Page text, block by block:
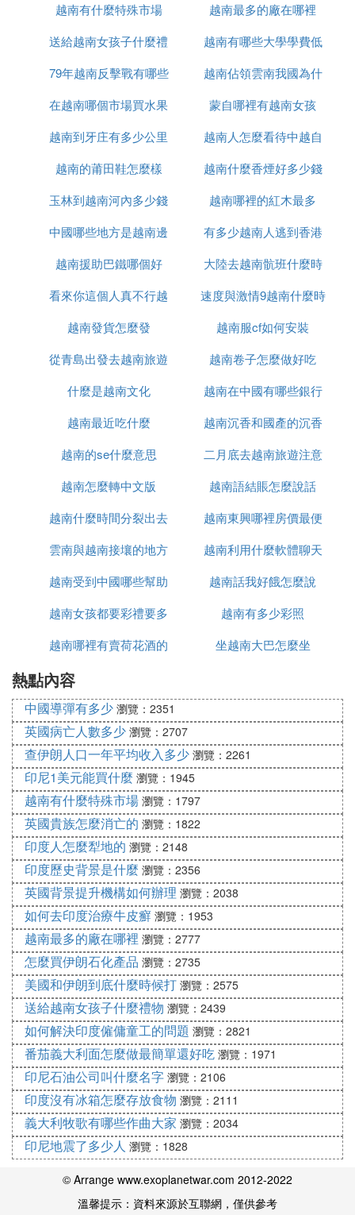
越南有什麼特殊市場
越南最多的廠在哪裡
送給越南女孩子什麼禮
物
越南有哪些大學學費低
79年越南反擊戰有哪些
人
越南佔領雲南我國為什
麼未先進攻
在越南哪個市場買水果
最便宜
蒙自哪裡有越南女孩
越南到牙庄有多少公里
越南人怎麼看待中越自
衛戰
越南的莆田鞋怎麼樣
越南什麼香煙好多少錢
玉林到越南河內多少錢
越南哪裡的紅木最多
中國哪些地方是越南邊
境
有多少越南人逃到香港
越南援助巴鐵哪個好
大陸去越南骯班什麼時
候能正常
看來你這個人真不行越
南語怎麼說
速度與激情9越南什麼時
候上映
越南發貨怎麼發
越南服cf如何安裝
從青島出發去越南旅遊
怎麼辦
越南卷子怎麼做好吃
什麼是越南文化
越南在中國有哪些銀行
越南最近吃什麼
越南沉香和國產的沉香
什麼區別
越南的se什麼意思
二月底去越南旅遊注意
什麼
越南怎麼轉中文版
越南語結賬怎麼說話
越南什麼時間分裂出去
的
越南東興哪裡房價最便
宜
雲南與越南接壤的地方
有哪些
越南利用什麼軟體聊天
越南受到中國哪些幫助
越南話我好餓怎麼說
越南女孩都要彩禮要多
少錢
越南有多少彩照
越南哪裡有賣荷花酒的
坐越南大巴怎麼坐
熱點內容
中國導彈有多少 瀏覽：2351
英國病亡人數多少 瀏覽：2707
查伊朗人口一年平均收入多少 瀏覽：2261
印尼1美元能買什麼 瀏覽：1945
越南有什麼特殊市場 瀏覽：1797
英國貴族怎麼消亡的 瀏覽：1822
印度人怎麼犁地的 瀏覽：2148
印度歷史背景是什麼 瀏覽：2356
英國背景提升機構如何辦理 瀏覽：2038
如何去印度治療牛皮癬 瀏覽：1953
越南最多的廠在哪裡 瀏覽：2777
怎麼買伊朗石化產品 瀏覽：2735
美國和伊朗到底什麼時候打 瀏覽：2575
送給越南女孩子什麼禮物 瀏覽：2439
如何解決印度僱傭童工的問題 瀏覽：2821
番茄義大利面怎麼做最簡單還好吃 瀏覽：1971
印尼石油公司叫什麼名字 瀏覽：2106
印度沒有冰箱怎麼存放食物 瀏覽：2111
義大利牧歌有哪些作曲大家 瀏覽：2034
印尼地震了多少人 瀏覽：1828
© Arrange www.exoplanetwar.com 2012-2022
溫馨提示：資料來源於互聯網，僅供參考